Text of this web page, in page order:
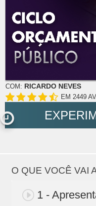
COM: RICARDO NEVES
EM 2449
O QUE VOCÊ VAI
1 -